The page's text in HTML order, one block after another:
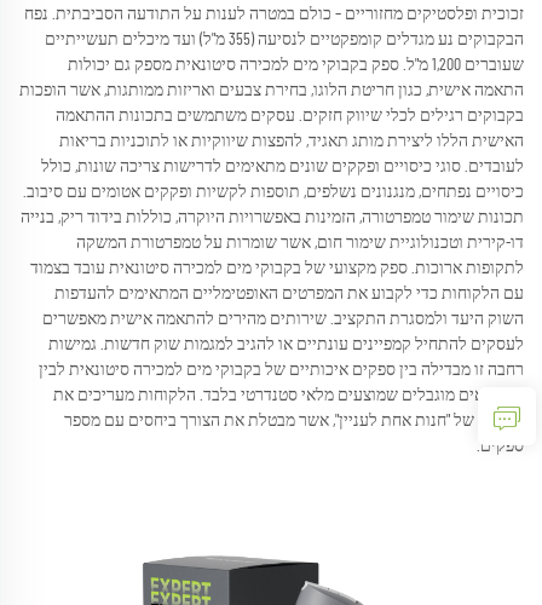
זכוכית ופלסטיקים מחזוריים – כולם במטרה לענות על התודעה הסביבתית. נפח
הבקבוקים נע מגדלים קומפקטיים לנסיעה (355 מ"ל) ועד מיכלים תעשייתיים
שעוברים 1,200 מ"ל. ספק בקבוקי מים למכירה סיטונאית מספק גם יכולות
התאמה אישית, כגון חריטת הלוגו, בחירת צבעים ואריזות ממותגות, אשר הופכות
בקבוקים רגילים לכלי שיווק חזקים. עסקים משתמשים בתכונות ההתאמה
האישית הללו ליצירת מותג תאגיד, להפצות שיווקיות או לתוכניות בריאות
לעובדים. סוגי כיסויים ופקקים שונים מתאימים לדרישות צריכה שונות, כולל
כיסויים נפתחים, מנגנונים נשלפים, תוספות לקשיות ופקקים אטומים עם סיבוב.
תכונות שימור טמפרטורה, הזמינות באפשרויות היוקרה, כוללות בידוד ריק, בנייה
דו-קירית וטכנולוגיית שימור חום, אשר שומרות על טמפרטורת המשקה
לתקופות ארוכות. ספק מקצועי של בקבוקי מים למכירה סיטונאית עובד בצמוד
עם הלקוחות כדי לקבוע את המפרטים האופטימליים המתאימים להעדפות
השוק היעד ולמסגרת התקציב. שירותים מהירים להתאמה אישית מאפשרים
לעסקים להתחיל קמפיינים עונתיים או להגיב למגמות שוק חדשות. גמישות
רחבה זו מבדילה בין ספקים איכותיים של בקבוקי מים למכירה סיטונאית לבין
קמעונאים מוגבלים שמוצעים מלאי סטנדרטי בלבד. הלקוחות מעריכים את
הנוחות של "חנות אחת לעניין", אשר מבטלת את הצורך ביחסים עם מספר
ספקים.